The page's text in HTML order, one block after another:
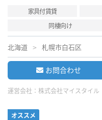
家具付賃貸
同棲向け
北海道 札幌市白石区
お問合わせ
運営会社： 株式会社マイスタイル
オススメ